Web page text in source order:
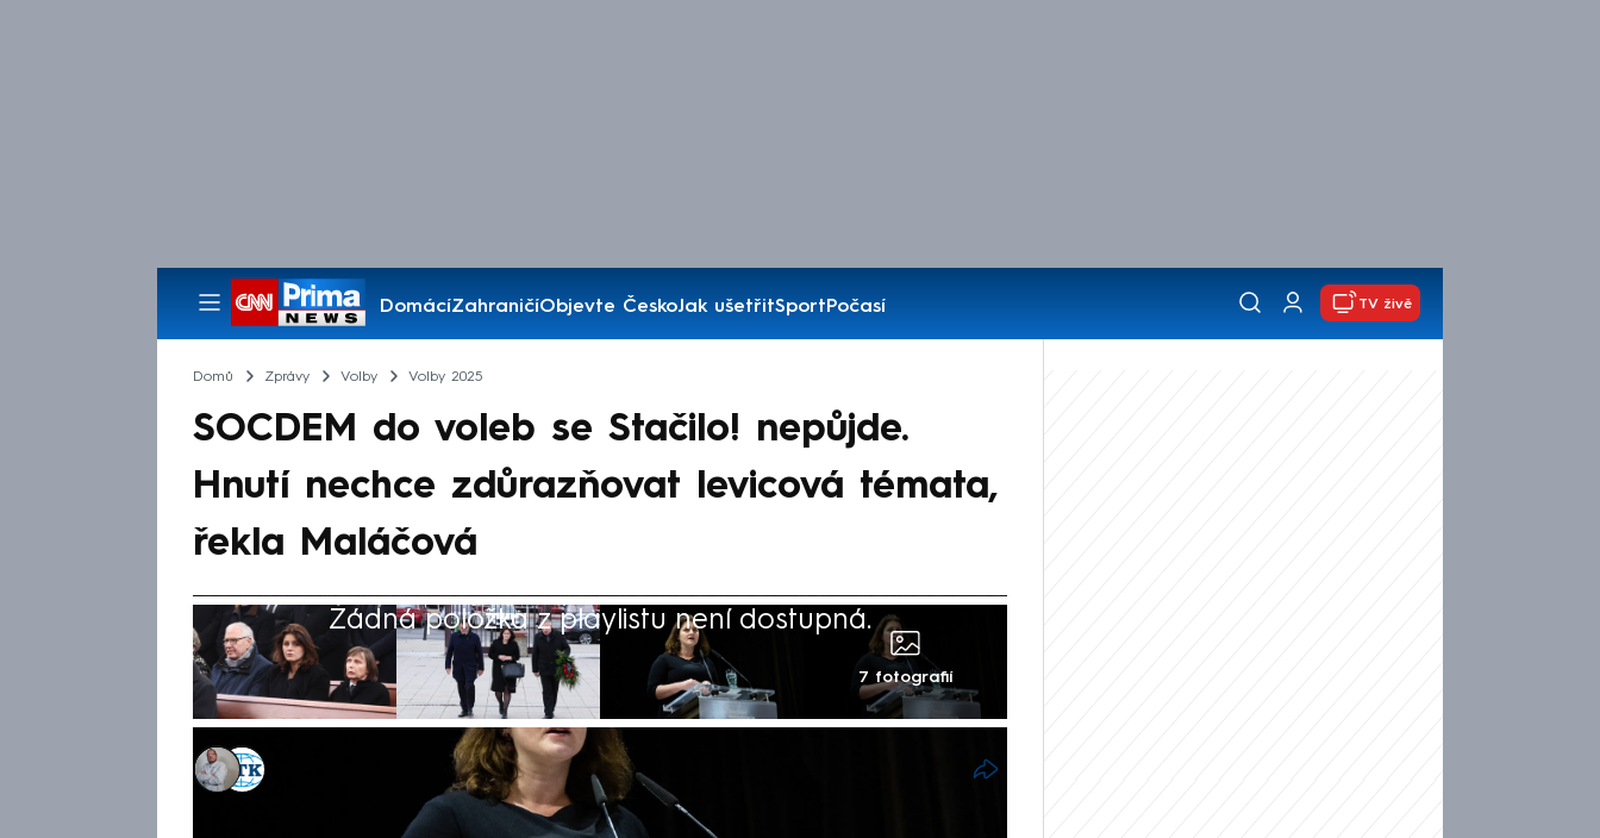
DomácíZahraničíObjevte ČeskoJak ušetřitSportPočasí
Pořady
TV živě
Domů Zprávy Volby Volby 2025
SOCDEM do voleb se Stačilo! nepůjde.
Hnutí nechce zdůrazňovat levicová témata,
řekla Maláčová
Žádná položka z playlistu není dostupná.
7 fotografií
Václav Dvořák
Akt. 10. úno 2025, 12:49
• 10. úno 2025, 10:10